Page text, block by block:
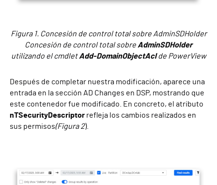
Figura 1. Concesión de control total sobre AdminSDHolder
Concesión de control total sobre AdminSDHolder
utilizando el cmdletAdd-DomainObjectAclde PowerView
Después de completar nuestra modificación, aparece una
entrada en la sección AD Changes en DSP, mostrando que
este contenedor fue modificado. En concreto, el atributo
nTSecurityDescriptor refleja los cambios realizados en
sus permisos(Figura 2).